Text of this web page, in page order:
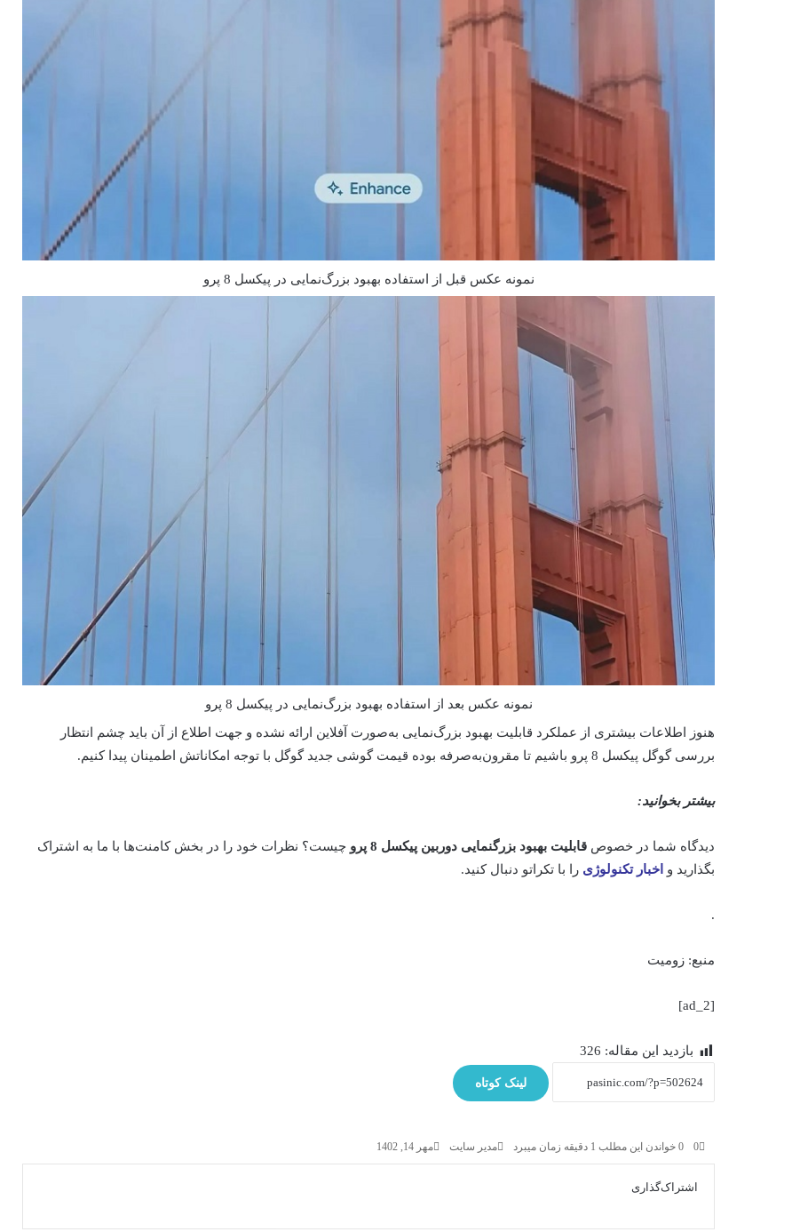
نمونه عکس قبل از استفاده بهبود بزرگ‌نمایی در پیکسل 8 پرو
نمونه عکس بعد از استفاده بهبود بزرگ‌نمایی در پیکسل 8 پرو
هنوز اطلاعات بیشتری از عملکرد قابلیت بهبود بزرگ‌نمایی به‌صورت آفلاین ارائه نشده و جهت اطلاع از آن باید چشم انتظار
بررسی گوگل پیکسل 8 پرو باشیم تا مقرون‌به‌صرفه بوده قیمت گوشی جدید گوگل با توجه امکاناتش اطمینان پیدا کنیم.
بیشتر بخوانید:
دیدگاه شما در خصوص قابلیت بهبود بزرگنمایی دوربین پیکسل 8 پرو چیست؟ نظرات خود را در بخش کامنت‌ها با ما به اشتراک
بگذارید و اخبار تکنولوژی را با تکراتو دنبال کنید.
.
منبع: زومیت
[ad_2]
بازدید این مقاله: 326
لینک کوتاه
مدیر سایت مهر 14, 1402 0 خواندن این مطلب 1 دقیقه زمان میبرد
اشتراک‌گذاری